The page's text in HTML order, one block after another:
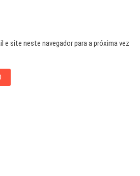
e site neste navegador para a próxima vez